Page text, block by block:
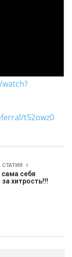
t52owz0
себя
хитрость!!!